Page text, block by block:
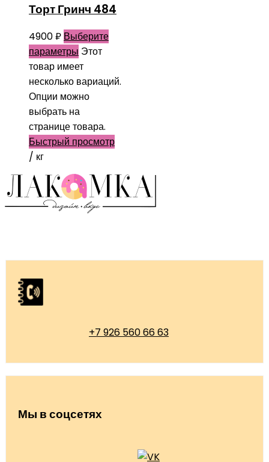
Торт Гринч 484
4900₽ Выберите
параметры Этот
товар имеет
несколько вариаций.
Опции можно
выбрать на
странице товара.
Быстрый просмотр
/ кг
+7 926 560 66 63
Мы в соцсетях